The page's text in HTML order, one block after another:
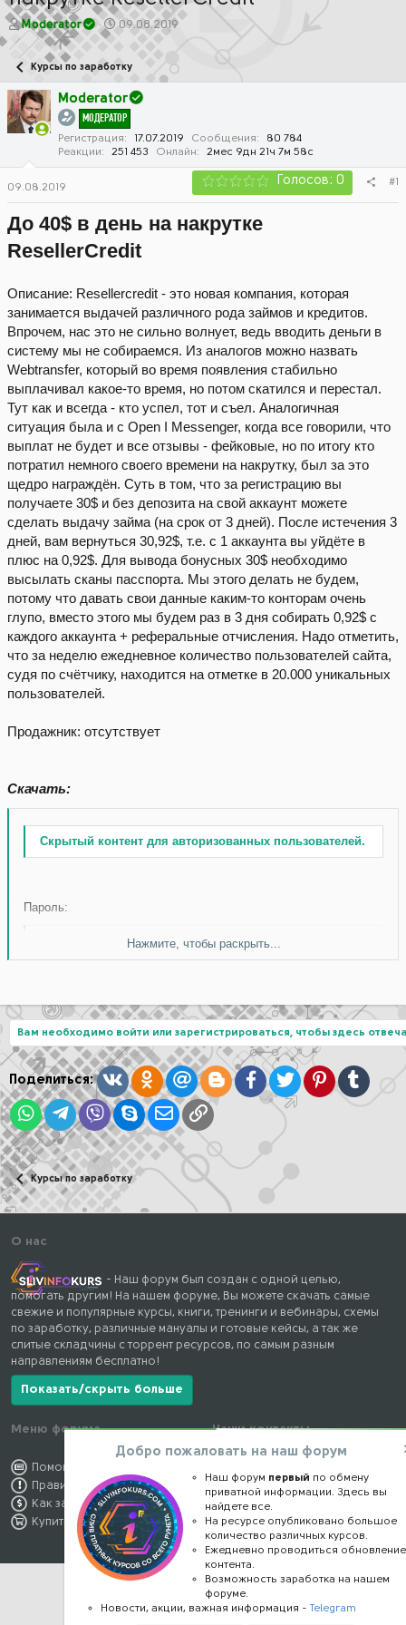
А
т
о
р
т
е
Moderator
Д
а
а
ч
а
л
а
09.08.2019
Курсы по заработку
Moderator
МОДЕРАТОР
Регистрация 17.07.2019 Сообщения
80 784
Реакции
251 453 Онлайн 2мес 9дн 21ч 7м 58с
09.08.2019 Голосов: 0 #1
До 40$ в день на накрутке
ResellerCredit
Описание: Resellercredit - это новая компания, которая
занимается выдачей различного рода займов и кредитов.
Впрочем, нас это не сильно волнует, ведь вводить деньги в
систему мы не собираемся. Из аналогов можно назвать
Webtransfer, который во время появления стабильно
выплачивал какое-то время, но потом скатился и перестал.
Тут как и всегда - кто успел, тот и съел. Аналогичная
ситуация была и с Open I Messenger, когда все говорили, что
выплат не будет и все отзывы - фейковые, но по итогу кто
потратил немного своего времени на накрутку, был за это
щедро награждён. Суть в том, что за регистрацию вы
получаете 30$ и без депозита на свой аккаунт можете
сделать выдачу займа (на срок от 3 дней). После истечения 3
дней, вам вернуться 30,92$, т.е. с 1 аккаунта вы уйдёте в
плюс на 0,92$. Для вывода бонусных 30$ необходимо
высылать сканы пасспорта. Мы этого делать не будем,
потому что давать свои данные каким-то конторам очень
глупо, вместо этого мы будем раз в 3 дня собирать 0,92$ с
каждого аккаунта + реферальные отчисления. Надо отметить,
что за неделю ежедневное количество пользователей сайта,
судя по счётчику, находится на отметке в 20.000 уникальных
пользователей.
Продажник: отсутствует
Скачать:
Скрытый контент для авторизованных пользователей.
Пароль:
Скачать без ограничений
Нажмите, чтобы раскрыть...
Вам необходимо войти или зарегистрироваться, чтобы здесь
Поделиться: ВконтактеОдноклассники
Mail.ruBloggerFacebook
TwitterPinterestTumblr
WhatsAppTelegram
Viber SkypeЭлектронная почта
Ссылка
Курсы по заработку
О нас
- Наш форум был создан с одной целью,
помогать другим! На нашем форуме, Вы можете скачать самые
свежие и популярные курсы, книги, тренинги и вебинары, схемы
по заработку, различные мануалы и готовые кейсы, а так же
слитые складчины с торрент ресурсов, по самым разным
направлениям бесплатно!
Показать/скрыть больше
Меню форума
Помощь по форуму
Правила форума
Как заработать
Купить премиум
Наши контакты
Обратная связь
Конфиденциальность
Правообладателям
Добро пожаловать на наш форум
Наш форум первый по обмену
приватной информации. Здесь вы
найдете все.
На ресурсе опубликовано большое
количество различных курсов.
Ежедневно проводиться обновление
контента.
Возможность заработка на нашем
форуме.
Новости, акции, важная информация -Telegram